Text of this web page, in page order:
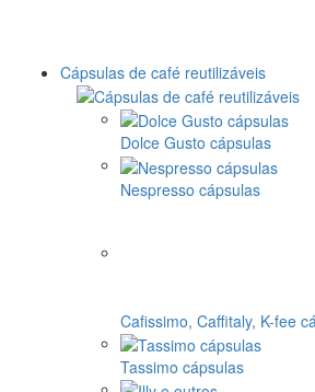
Cápsulas de café reutilizáveis
Dolce Gusto cápsulas
Nespresso cápsulas
Cafissimo, Caffitaly, K-fee
Tassimo cápsulas